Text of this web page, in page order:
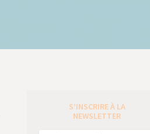
S’INSCRIRE À LA
NEWSLETTER